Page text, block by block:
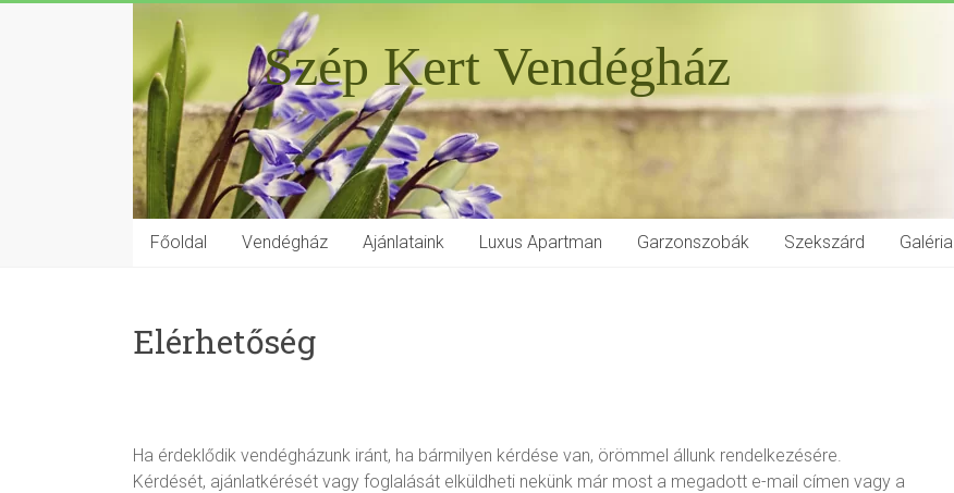
Szép Kert Vendégház
Főoldal Vendégház Ajánlataink Luxus Apartman Garzonszobák Szekszárd Galéria
Elérhetőség
Ha érdeklődik vendégházunk iránt, ha bármilyen kérdése van, örömmel állunk rendelkezésére.
Kérdését, ajánlatkérését vagy foglalását elküldheti nekünk már most a megadott e-mail címen vagy a